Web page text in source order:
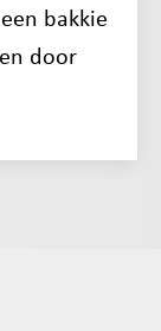
bakkie
door